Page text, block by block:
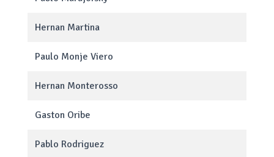
Hernan Martina
Paulo Monje Viero
Hernan Monterosso
Gaston Oribe
Pablo Rodriguez